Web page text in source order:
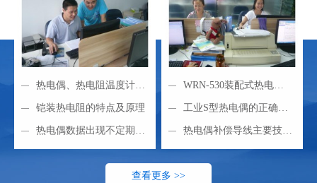
热电偶、热电阻温度计插
入深度如何选择
铠装热电阻的特点及原理
热电偶数据出现不定期输
WRN-530装配式热电偶
不容忽视的不当安装引
工业S型热电偶的正确使
用方法
热电偶补偿导线主要技术
查看更多 >>